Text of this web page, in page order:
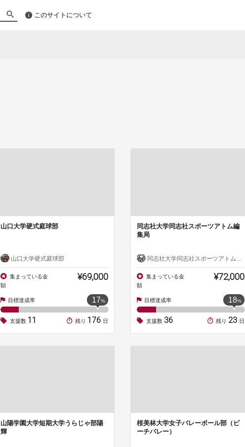
このサイトについて
山口大学硬式庭球部
山口大学硬式庭球部
集まっている金
額
¥69,000
目標達成率 17%
支援数 11 残り 176 日
同志社大学同志社スポーツアトム編
集局
同志社大学同志社スポーツアトム編集局
集まっている金
額
¥72,000
目標達成率 18%
支援数 36 残り 23 日
山陽学園大学短期大学うらじゃ部陽
輝
桜美林大学女子バレーボール部（ビ
ーチバレー）